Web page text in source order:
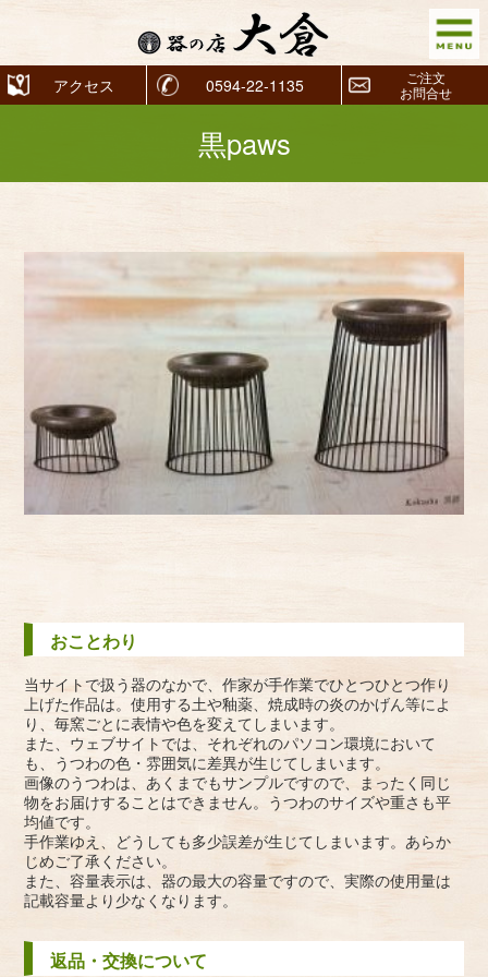
アクセス 0594-22-1135
ご注文
お問合せ
黒paws
おことわり
当サイトで扱う器のなかで、作家が手作業でひとつひとつ作り
上げた作品は。使用する土や釉薬、焼成時の炎のかげん等によ
り、毎窯ごとに表情や色を変えてしまいます。
また、ウェブサイトでは、それぞれのパソコン環境において
も、うつわの色・雰囲気に差異が生じてしまいます。
画像のうつわは、あくまでもサンプルですので、まったく同じ
物をお届けすることはできません。うつわのサイズや重さも平
均値です。
手作業ゆえ、どうしても多少誤差が生じてしまいます。あらか
じめご了承ください。
また、容量表示は、器の最大の容量ですので、実際の使用量は
記載容量より少なくなります。
返品・交換について